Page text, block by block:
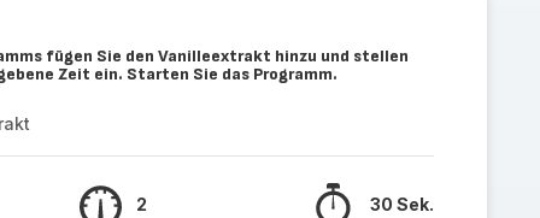
fügen Sie den Vanilleextrakt hinzu und stellen
Zeit ein. Starten Sie das Programm.
2 30 Sek.